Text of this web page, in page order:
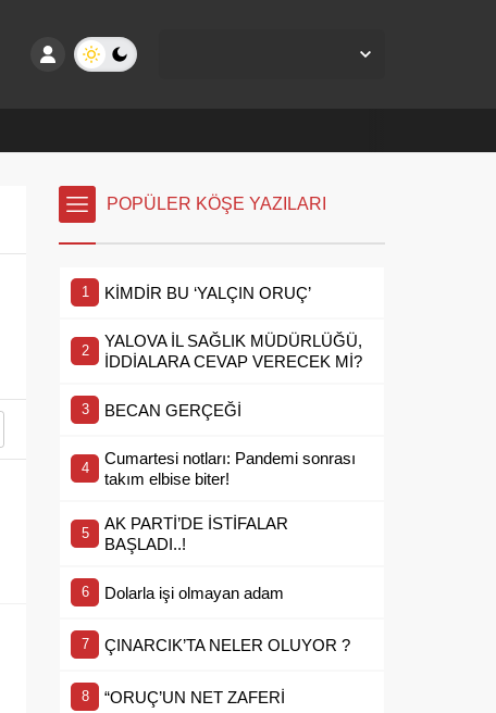
POPÜLER KÖŞE YAZILARI
KİMDİR BU ‘YALÇIN ORUÇ’
YALOVA İL SAĞLIK MÜDÜRLÜĞÜ,
İDDİALARA CEVAP VERECEK Mİ?
BECAN GERÇEĞİ
Cumartesi notları: Pandemi sonrası
takım elbise biter!
AK PARTİ’DE İSTİFALAR
BAŞLADI..!
Dolarla işi olmayan adam
ÇINARCIK’TA NELER OLUYOR ?
“ORUÇ’UN NET ZAFERİ